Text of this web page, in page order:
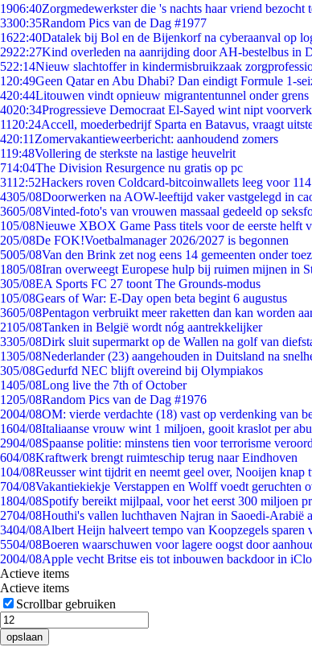
1906:40Zorgmedewerkster die 's nachts haar vriend bezocht
3300:35Random Pics van de Dag #1977
1622:40Datalek bij Bol en de Bijenkorf na cyberaanval op
2922:27Kind overleden na aanrijding door AH-bestelbus in
522:14Nieuw slachtoffer in kindermisbruikzaak
1 20:49Geen Qatar en Abu Dhabi? Dan eindigt Formule 1-
420:44Litouwen vindt opnieuw migrantentunnel onder grens
4020:34Progressieve Democraat El-Sayed wint nipt
11 20:24Accell, moederbedrijf Sparta en Batavus, vraagt
420:11 Zomervakantieweerbericht: aanhoudend zomers
119:48Vollering de sterkste na lastige heuvelrit
714:04The Division Resurgence nu gratis op pc
3112:52Hackers roven Coldcard-bitcoinwallets leeg voor
4305/08Doorwerken na AOW-leeftijd vaker vastgelegd in
3605/08Vinted-foto's van vrouwen massaal gedeeld op
105/08Nieuwe XBOX Game Pass titels voor de eerste helft
205/08De FOK!Voetbalmanager 2026/2027 is begonnen
5005/08Van den Brink zet nog eens 14 gemeenten onder
1805/08Iran overweegt Europese hulp bij ruimen mijnen in
305/08EA Sports FC 27 toont The Grounds-modus
105/08Gears of War: E-Day open beta begint 6 augustus
3605/08Pentagon verbruikt meer raketten dan kan worden
2105/08Tanken in België wordt nóg aantrekkelijker
3305/08Dirk sluit supermarkt op de Wallen na golf van
1305/08Nederlander (23) aangehouden in Duitsland na
305/08Gedurfd NEC blijft overeind bij Olympiakos
1405/08Long live the 7th of October
1205/08Random Pics van de Dag #1976
2004/08OM: vierde verdachte (18) vast op verdenking van
1604/08Italiaanse vrouw wint 1 miljoen, gooit kraslot per
2904/08Spaanse politie: minstens tien voor terrorisme
604/08Kraftwerk brengt ruimteschip terug naar Eindhoven
104/08Reusser wint tijdrit en neemt geel over, Nooijen knap
704/08Vakantiekiekje Verstappen en Wolff voedt geruchten
1804/08Spotify bereikt mijlpaal, voor het eerst 300 miljoen
2704/08Houthi's vallen luchthaven Najran in Saoedi-Arabië
3404/08Albert Heijn halveert tempo van Koopzegels sparen
5504/08Boeren waarschuwen voor lagere oogst door
2004/08Apple vecht Britse eis tot inbouwen backdoor in
Actieve items
Actieve items
Scrollbar gebruiken
opslaan